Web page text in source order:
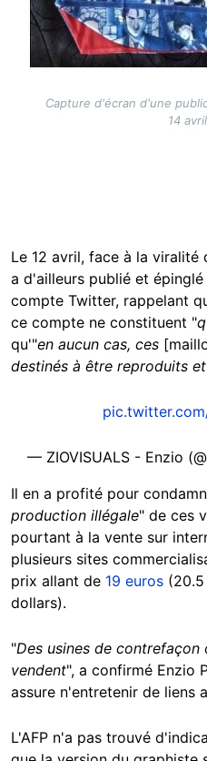
Capture d'écran d'une
14
Le 12 avril, face à la viralité
a d'ailleurs publié et épinglé
compte Twitter, rappelant
ce compte ne constituent "
qu'"en aucun cas, ces
destinés à être reproduits
— ZIOVISUALS - Enzio
Il en a profité pour
production illégale" de ces
pourtant à la vente sur
plusieurs sites
prix allant de 19 euros
dollars).
"Des usines de
vendent", a confirmé Enzio
assure n'entretenir de liens
L'AFP n'a pas trouvé